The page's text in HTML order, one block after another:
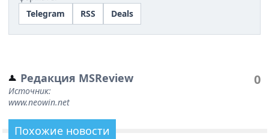
Telegram
RSS Deals
Редакция MSReview
Источник:
www.neowin.net
0
Похожие новости